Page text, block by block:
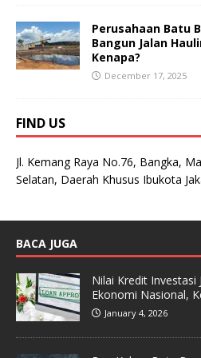
Perusahaan Batu
Bangun Jalan
Kenapa?
December 17, 2025
FIND US
Jl. Kemang Raya No.76, Bangka,
Selatan, Daerah Khusus Ibukota
BACA JUGA
Nilai Kredit
Ekonomi Nasional,
January 4, 2026